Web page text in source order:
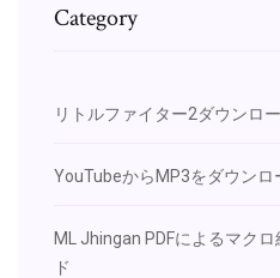
Category
リトルファイター2ダウンロ
YouTubeからMP3をダウンロ
ML Jhingan PDFによるマク
ド